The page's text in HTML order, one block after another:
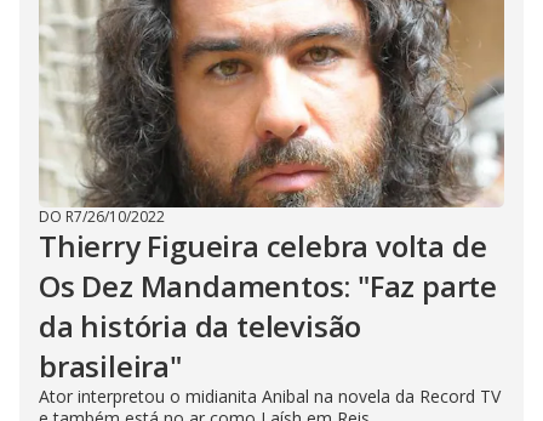
DO R7/26/10/2022
Thierry Figueira celebra volta de
Os Dez Mandamentos: "Faz parte
da história da televisão
brasileira"
Ator interpretou o midianita Anibal na novela da Record TV